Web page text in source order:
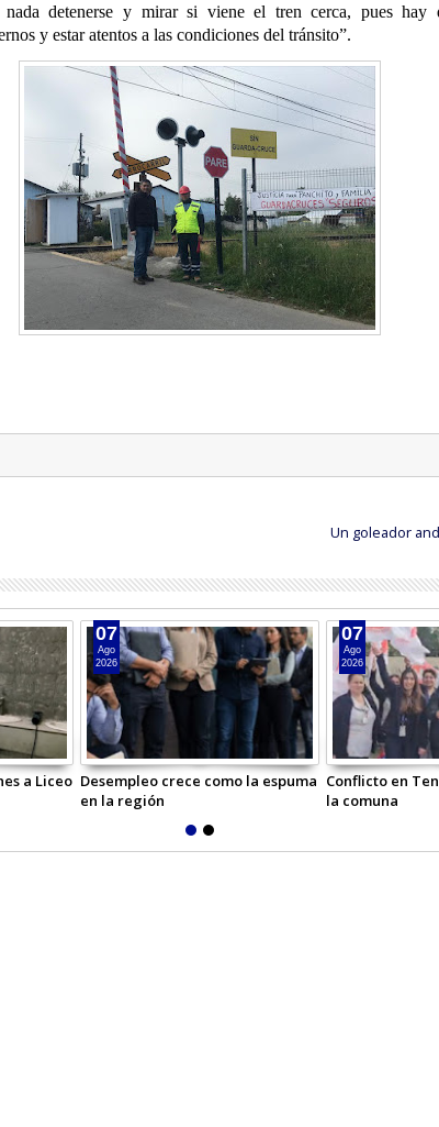
detenerse y mirar si viene el tren cerca, pues hay
y estar atentos a las condiciones del tránsito”.
Un goleador
a Liceo Desempleo crece como la espuma
en la región
07
Ago
2026
Conflicto en
la comuna
07
Ago
2026